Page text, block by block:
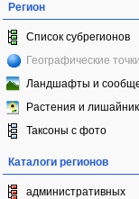
Регион
Список субрегионов
Географические точки
Ландшафты и
Растения и
Таксоны с фото
Каталоги регионов
административных